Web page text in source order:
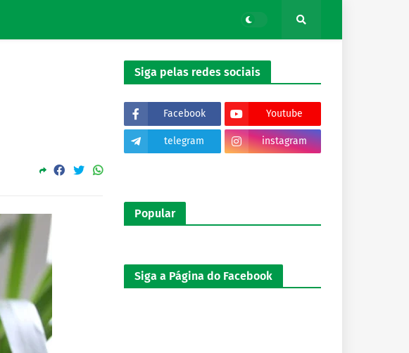
Siga pelas redes sociais
Facebook Youtube
telegram instagram
Popular
Siga a Página do Facebook